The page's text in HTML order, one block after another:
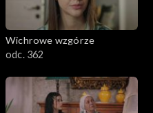
Wichrowe wzgórze
odc. 362